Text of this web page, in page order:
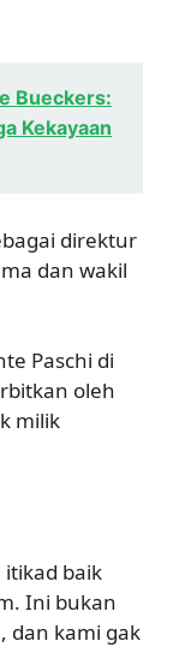
Bueckers:
Kekayaan
direktur
dan wakil
Paschi di
oleh
milik
baik
Ini bukan
dan kami gak